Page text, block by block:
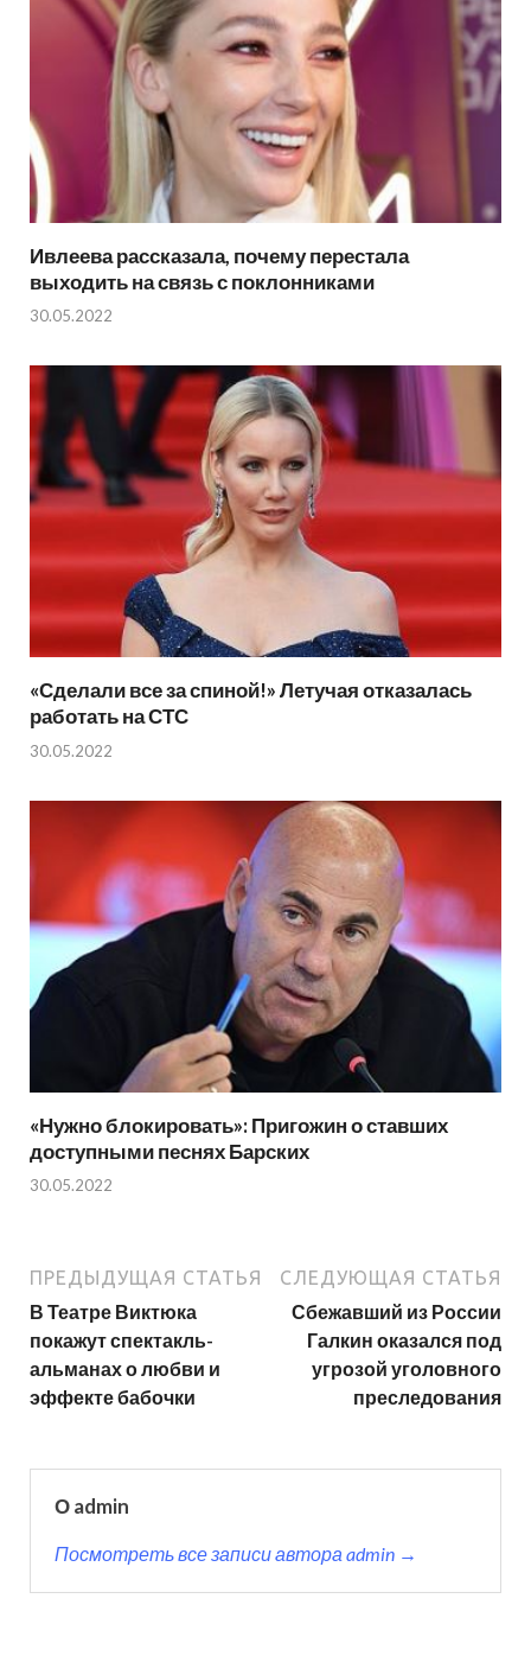
Ивлеева рассказала, почему перестала
выходить на связь с поклонниками
30.05.2022
«Сделали все за спиной!» Летучая отказалась
работать на СТС
30.05.2022
«Нужно блокировать»: Пригожин о ставших
доступными песнях Барских
30.05.2022
ПРЕДЫДУЩАЯ СТАТЬЯ
В Театре Виктюка
покажут спектакль-
альманах о любви и
эффекте бабочки
СЛЕДУЮЩАЯ СТАТЬЯ
Сбежавший из России
Галкин оказался под
угрозой уголовного
преследования
О admin
Посмотреть все записи автора admin →